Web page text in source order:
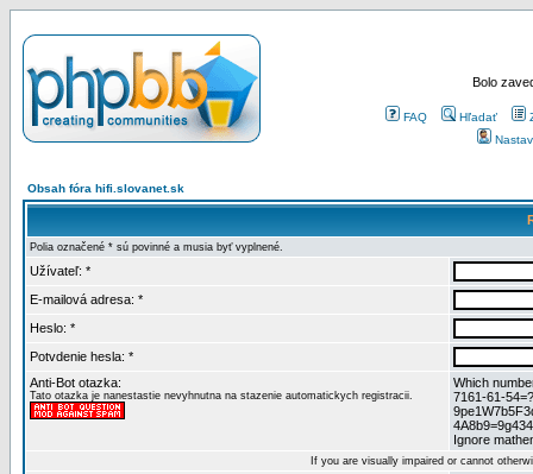
Bolo
FAQ Hľadať
Obsah fóra hifi.slovanet.sk
Polia označené * sú povinné a musia byť vyplnené.
Užívateľ: *
E-mailová adresa: *
Heslo: *
Potvdenie hesla: *
Anti-Bot otazka:
Tato otazka je nanestastie nevyhnutna na stazenie automatickych registracii.
Which
7161-61-54=?
Ignore
If you are visually impaired or cannot